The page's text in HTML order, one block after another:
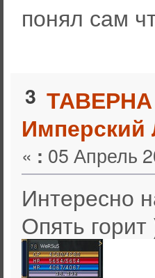
понял сам
3 ТАВЕРНА
« : 05 Апрель
Интересно
Опять горит